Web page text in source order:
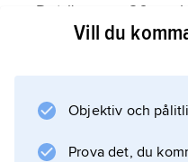
Det är en ca 20 cm
strån och omkring 2
Arten blommar
Vill du
Objektiv och
Prova det, du